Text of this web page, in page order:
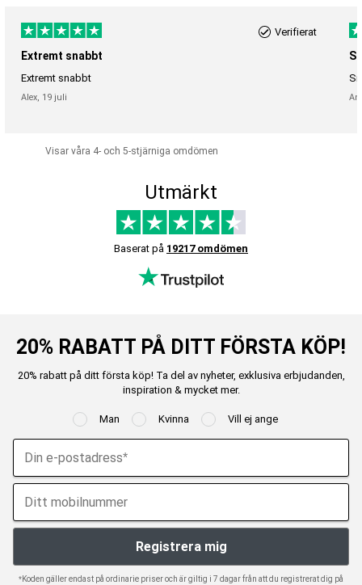
Verifierat
Extremt snabbt
Extremt snabbt
Alex, 19 juli
Visar våra 4- och 5-stjärniga omdömen
Utmärkt
Baserat på 19217 omdömen
20% RABATT PÅ DITT FÖRSTA KÖP!
20% rabatt på ditt första köp! Ta del av nyheter, exklusiva erbjudanden,
inspiration & mycket mer.
Man Kvinna Vill ej ange
*Koden gäller endast på ordinarie priser och är giltig i 7 dagar från att du registrerat dig på